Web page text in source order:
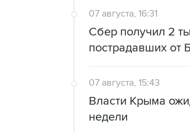
07 августа, 16:31
Сбер получил 2
пострадавших от
07 августа, 15:43
Власти Крыма
недели